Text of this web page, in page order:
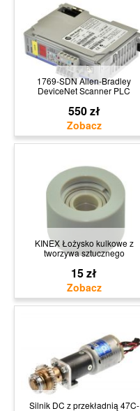
1769-SDN Allen-Bradley
DeviceNet Scanner PLC
550 zł
KINEX Łożysko kulkowe z
tworzywa sztucznego
15 zł
Silnik DC z przekładnią 47C-